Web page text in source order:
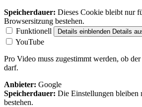
Speicherdauer: Dieses Cookie bleibt nur
Browsersitzung bestehen.
Funktionell
Details einblenden Details
YouTube
Pro Video muss zugestimmt werden, ob
darf.
Anbieter: Google
Speicherdauer: Die Einstellungen bleiben
bestehen.